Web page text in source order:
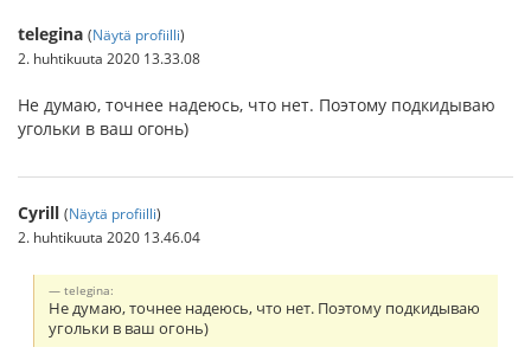
telegina (Näytä profiilli)
2. huhtikuuta 2020 13.33.08
Не думаю, точнее надеюсь, что нет. Поэтому подкидываю
угольки в ваш огонь)
Cyrill (Näytä profiilli)
2. huhtikuuta 2020 13.46.04
telegina:
Не думаю, точнее надеюсь, что нет. Поэтому подкидываю
угольки в ваш огонь)